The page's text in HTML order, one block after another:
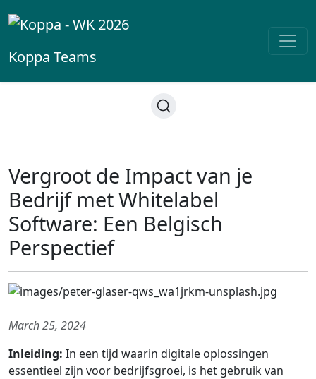
Koppa Teams
Vergroot de Impact van je
Bedrijf met Whitelabel
Software: Een Belgisch
Perspectief
March 25, 2024
Inleiding: In een tijd waarin digitale oplossingen
essentieel zijn voor bedrijfsgroei, is het gebruik van